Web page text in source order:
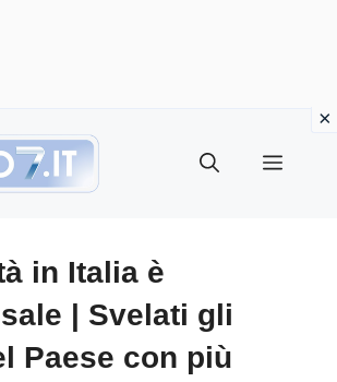
Menu
in Italia è
| Svelati gli
Paese con più